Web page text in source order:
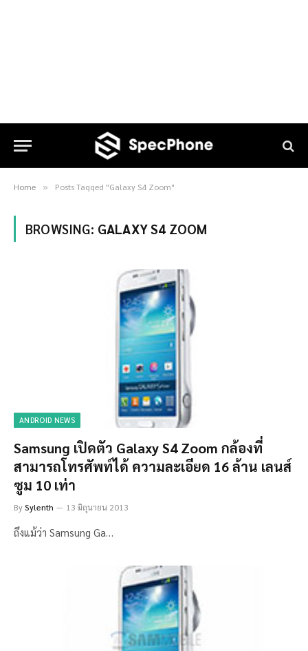
Home » Posts Tagged "Galaxy S4 Zoom"
BROWSING: GALAXY S4 ZOOM
ANDROID NEWS
Samsung เปิดตัว Galaxy S4 Zoom กล้องที่
สามารถโทรศัพท์ได้ ความละเอียด 16 ล้าน เลนส์
ซูม 10 เท่า
BySylenth 13 มิถุนายน 2013
ถึงแม้ว่า Samsung Ga…